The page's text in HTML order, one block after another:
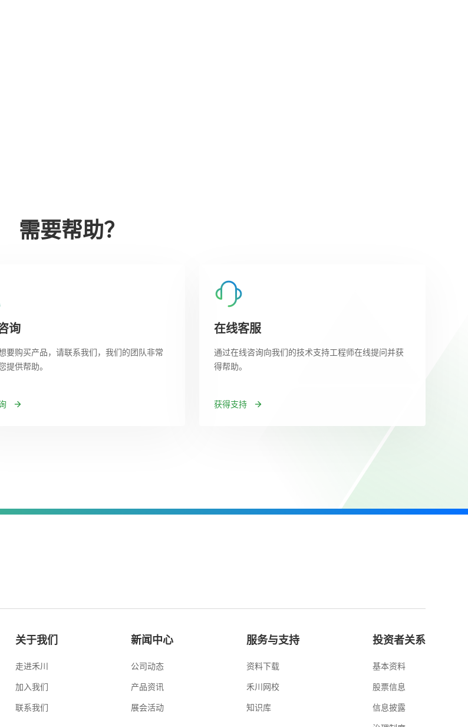
需要帮助？
询
要购买产品，请联系我们，我们的团队非常
提供帮助。
在线客服
通过在线咨询向我们的技术支持工程师在线提问并获
得帮助。
获得支持
关于我们
走进禾川
加入我们
联系我们
新闻中心
公司动态
产品资讯
展会活动
服务与支持
资料下载
禾川网校
知识库
投资者关系
基本资料
股票信息
信息披露